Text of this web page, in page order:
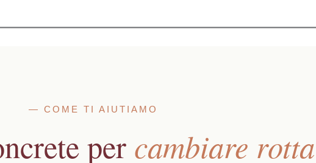
— COME TI AIUTIAMO
per cambiare rotta